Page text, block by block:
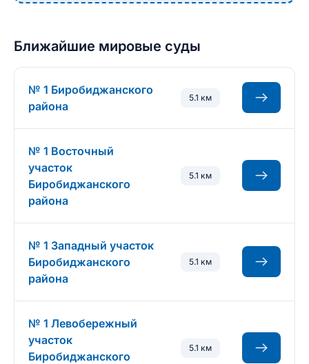
Ближайшие мировые суды
№ 1 Биробиджанского
района
5.1 км
№ 1 Восточный
участок
Биробиджанского
района
5.1 км
№ 1 Западный участок
Биробиджанского
района
5.1 км
№ 1 Левобережный
участок
Биробиджанского
5.1 км